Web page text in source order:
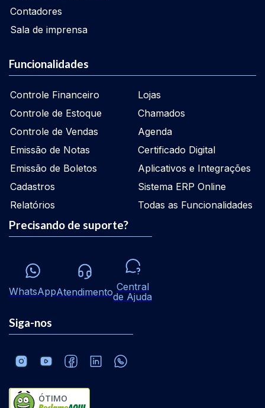
Contadores
Sala de imprensa
Funcionalidades
Controle Financeiro
Controle de Estoque
Controle de Vendas
Emissão de Notas
Emissão de Boletos
Cadastros
Relatórios
Lojas
Chamados
Agenda
Certificado Digital
Aplicativos e Integrações
Sistema ERP Online
Todas as Funcionalidades
Precisando de suporte?
WhatsAppAtendimento Central
de Ajuda
Siga-nos
ÓTIMO